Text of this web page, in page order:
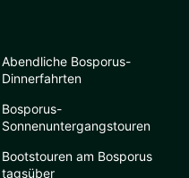
Abendliche Bosporus-
Dinnerfahrten
Bosporus-
Sonnenuntergangstouren
Bootstouren am Bosporus
tagsüber